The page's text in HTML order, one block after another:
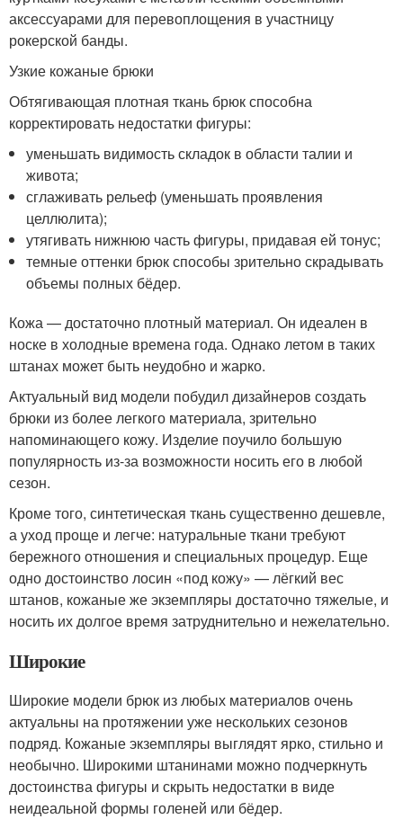
аксессуарами для перевоплощения в участницу
рокерской банды.
Узкие кожаные брюки
Обтягивающая плотная ткань брюк способна
корректировать недостатки фигуры:
уменьшать видимость складок в области талии и
живота;
сглаживать рельеф (уменьшать проявления
целлюлита);
утягивать нижнюю часть фигуры, придавая ей тонус;
темные оттенки брюк способы зрительно скрадывать
объемы полных бёдер.
Кожа — достаточно плотный материал. Он идеален в
носке в холодные времена года. Однако летом в таких
штанах может быть неудобно и жарко.
Актуальный вид модели побудил дизайнеров создать
брюки из более легкого материала, зрительно
напоминающего кожу. Изделие поучило большую
популярность из-за возможности носить его в любой
сезон.
Кроме того, синтетическая ткань существенно дешевле,
а уход проще и легче: натуральные ткани требуют
бережного отношения и специальных процедур. Еще
одно достоинство лосин «под кожу» — лёгкий вес
штанов, кожаные же экземпляры достаточно тяжелые, и
носить их долгое время затруднительно и нежелательно.
Широкие
Широкие модели брюк из любых материалов очень
актуальны на протяжении уже нескольких сезонов
подряд. Кожаные экземпляры выглядят ярко, стильно и
необычно. Широкими штанинами можно подчеркнуть
достоинства фигуры и скрыть недостатки в виде
неидеальной формы голеней или бёдер.